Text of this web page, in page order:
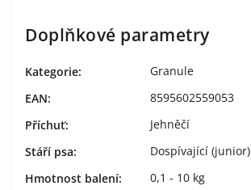
Doplňkové parametry
Kategorie:
Granule
EAN:
8595602559053
Příchuť:
Jehněčí
Stáří psa:
Dospívající (junior)
Hmotnost balení:
0,1 - 10 kg